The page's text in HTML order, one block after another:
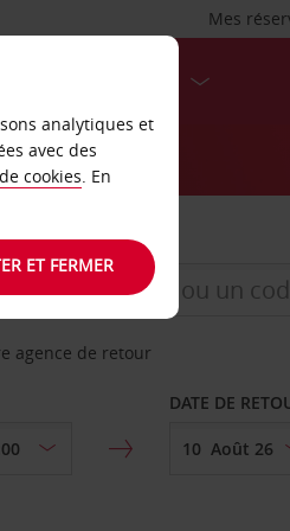
Mes
agence de retour
DATE DE
analytiques et
avec des
cookies. En
ET FERMER